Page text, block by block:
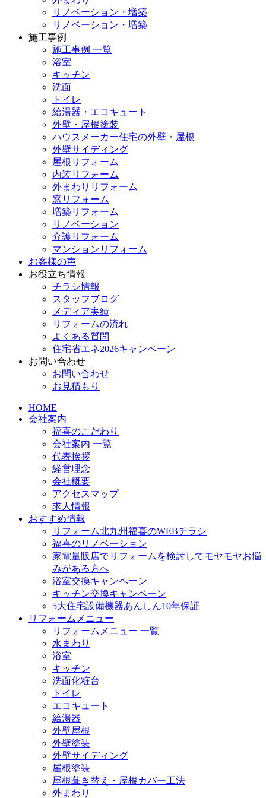
リノベーション・増築
リノベーション・増築
施工事例
施工事例 一覧
浴室
キッチン
洗面
トイレ
給湯器・エコキュート
外壁・屋根塗装
ハウスメーカー住宅の外壁・屋根
外壁サイディング
屋根リフォーム
内装リフォーム
外まわりリフォーム
窓リフォーム
増築リフォーム
リノベーション
介護リフォーム
マンションリフォーム
お客様の声
お役立ち情報
チラシ情報
スタッフブログ
メディア実績
リフォームの流れ
よくある質問
住宅省エネ2026キャンペーン
お問い合わせ
お問い合わせ
お見積もり
HOME
会社案内
福喜のこだわり
会社案内 一覧
代表挨拶
経営理念
会社概要
アクセスマップ
求人情報
おすすめ情報
リフォーム北九州福喜のWEBチラシ
福喜のリノベーション
家電量販店でリフォームを検討してモヤモヤお悩
みがある方へ
浴室交換キャンペーン
キッチン交換キャンペーン
5大住宅設備機器あんしん10年保証
リフォームメニュー
リフォームメニュー 一覧
水まわり
浴室
キッチン
洗面化粧台
トイレ
エコキュート
給湯器
外壁屋根
外壁塗装
外壁サイディング
屋根塗装
屋根葺き替え・屋根カバー工法
外まわり